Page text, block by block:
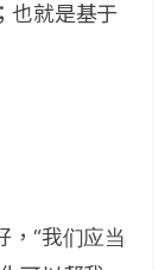
也就是基于
，“我们应当